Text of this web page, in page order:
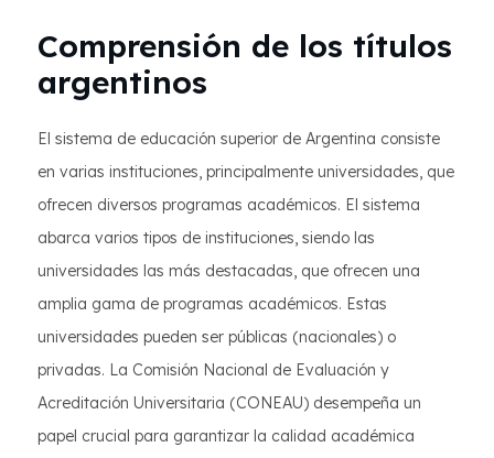
Comprensión de los títulos
argentinos
El sistema de educación superior de Argentina consiste
en varias instituciones, principalmente universidades, que
ofrecen diversos programas académicos. El sistema
abarca varios tipos de instituciones, siendo las
universidades las más destacadas, que ofrecen una
amplia gama de programas académicos. Estas
universidades pueden ser públicas (nacionales) o
privadas. La Comisión Nacional de Evaluación y
Acreditación Universitaria (CONEAU) desempeña un
papel crucial para garantizar la calidad académica